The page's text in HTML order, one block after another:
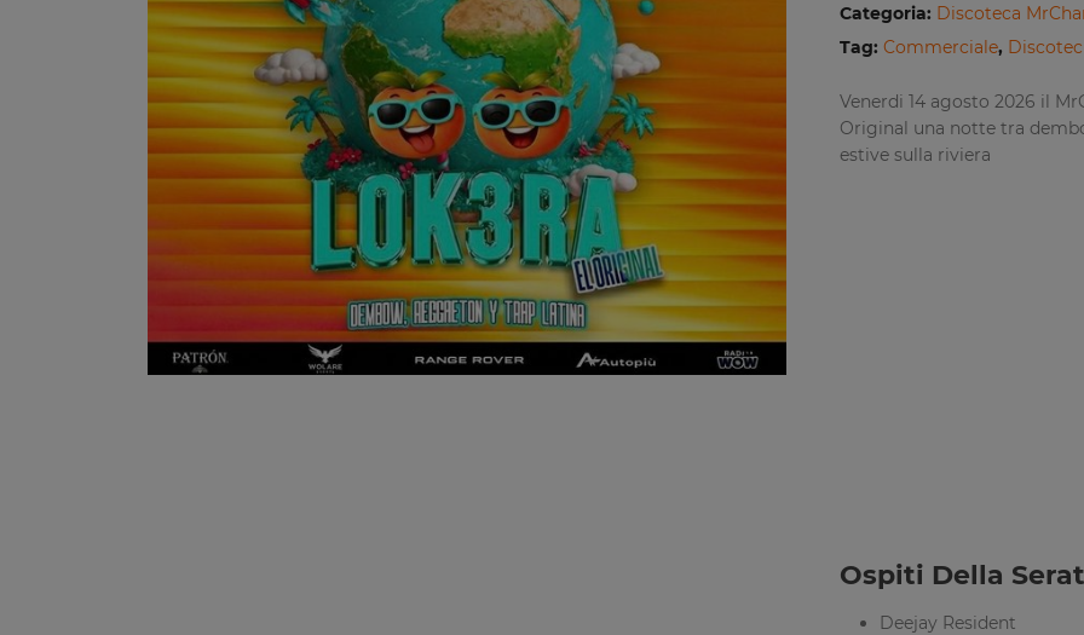
Categoria: Discoteca
Tag: Commerciale,
Venerdi 14 agosto 2026 il
Original una notte tra
estive sulla riviera
Ospiti Della
Deejay Resident